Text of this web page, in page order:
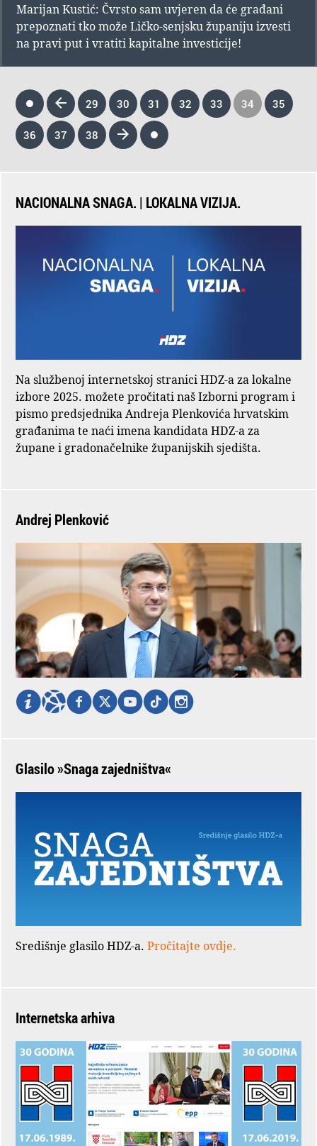
Marijan Kustić: Čvrsto sam uvjeren da će građani
prepoznati tko može Ličko-senjsku županiju izvesti
na pravi put i vratiti kapitalne investicije!
29 30 31 32 33 34 35
36 37 38
NACIONALNA SNAGA. | LOKALNA VIZIJA.
Na službenoj internetskoj stranici HDZ-a za lokalne
izbore 2025. možete pročitati naš Izborni program i
pismo predsjednika Andreja Plenkovića hrvatskim
građanima te naći imena kandidata HDZ-a za
župane i gradonačelnike županijskih sjedišta.
Andrej Plenković
Glasilo »Snaga zajedništva«
Središnje glasilo HDZ-a. Pročitajte ovdje.
Internetska arhiva